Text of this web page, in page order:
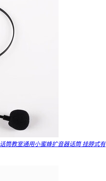
筒教室通用小蜜蜂扩音器话筒 挂脖式有